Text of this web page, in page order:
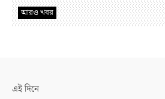
আরও খবর
এই দিনে